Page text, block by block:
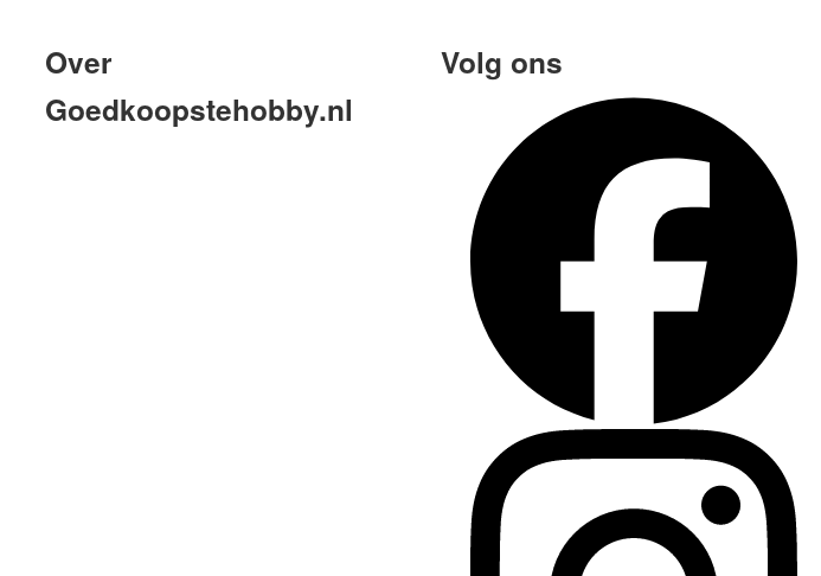
Over
Goedkoopstehobby.nl
Volg ons